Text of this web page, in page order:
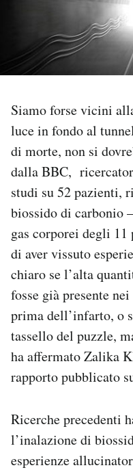
NEWSLETTER
I MIEI PREFERITI
SHOP
CALENDARIO
AREA PERSONALE
Area Personale
Newsletter
Notifiche mobile
Regala il Post
Hai bisogno di aiuto?
Esci
Siamo forse vicini
luce in fondo al
di morte, non si
dalla BBC,
studi su 52 pazienti,
biossido di
gas corporei degli
di aver vissuto
chiaro se l’alta
fosse già presente
prima dell’infarto, o
tassello del puzzle,
ha affermato Zalika
rapporto pubblicato
Ricerche precedenti
l’inalazione di
esperienze